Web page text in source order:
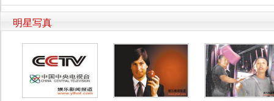
明星写真